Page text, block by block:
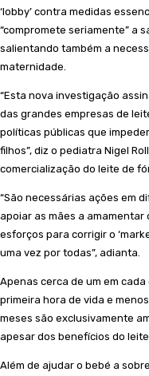
‘lobby’ contra medidas
“compromete seriamente” a
salientando também a
maternidade.
“Esta nova investigação
das grandes empresas de
políticas públicas que
filhos”, diz o pediatra Nigel
comercialização do leite de
“São necessárias ações em
apoiar as mães a amamentar
esforços para corrigir o
uma vez por todas”, adianta.
Apenas cerca de um em
primeira hora de vida e
meses são exclusivamente
apesar dos benefícios do leite
Além de ajudar o bebé a